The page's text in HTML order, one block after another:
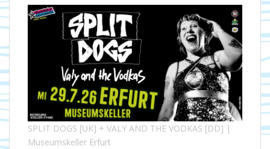
SPLIT DOGS [UK] + VALY AND THE VODKAS [DD] |
Museumskeller Erfurt